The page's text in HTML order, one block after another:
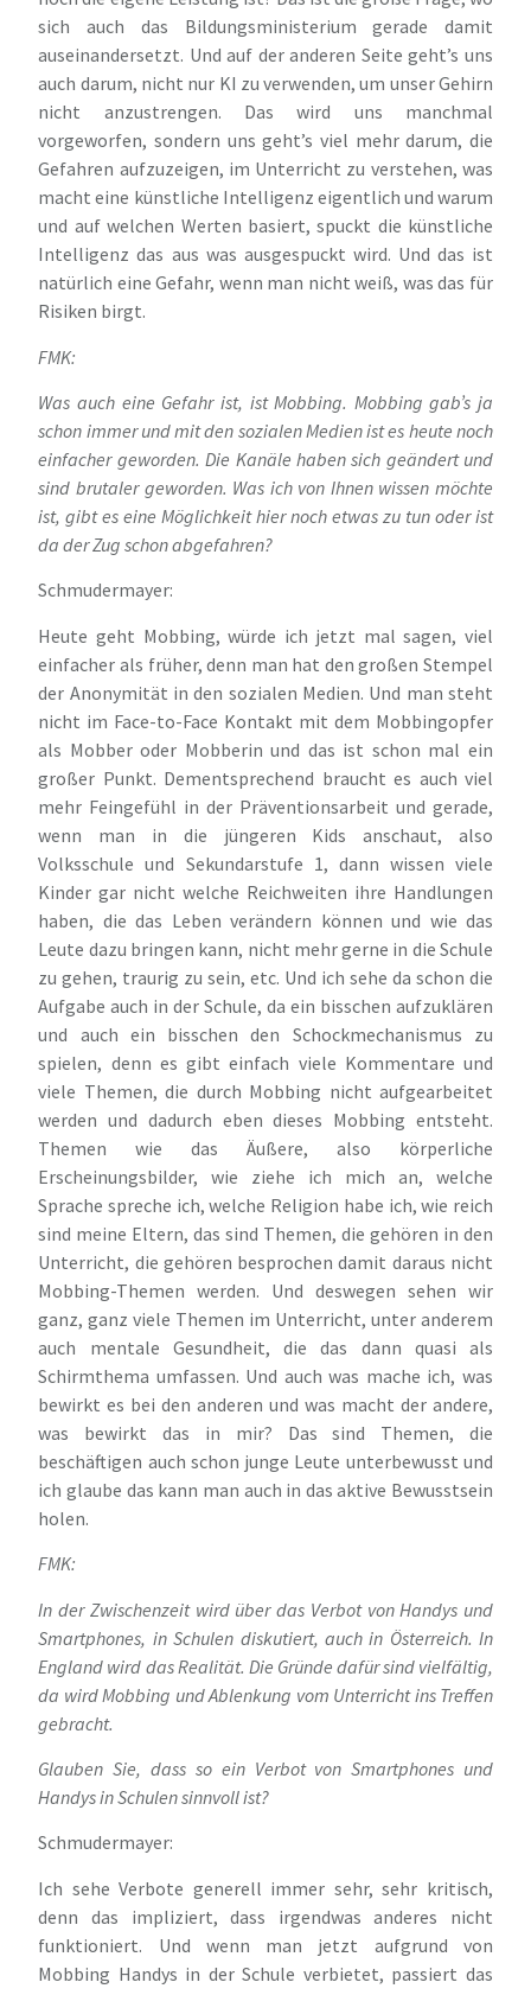
sich auch das Bildungsministerium gerade damit
auseinandersetzt. Und auf der anderen Seite geht’s uns
auch darum, nicht nur KI zu verwenden, um unser Gehirn
nicht anzustrengen. Das wird uns manchmal
vorgeworfen, sondern uns geht’s viel mehr darum, die
Gefahren aufzuzeigen, im Unterricht zu verstehen, was
macht eine künstliche Intelligenz eigentlich und warum
und auf welchen Werten basiert, spuckt die künstliche
Intelligenz das aus was ausgespuckt wird. Und das ist
natürlich eine Gefahr, wenn man nicht weiß, was das für
Risiken birgt.
FMK:
Was auch eine Gefahr ist, ist Mobbing. Mobbing gab’s ja
schon immer und mit den sozialen Medien ist es heute noch
einfacher geworden. Die Kanäle haben sich geändert und
sind brutaler geworden. Was ich von Ihnen wissen möchte
ist, gibt es eine Möglichkeit hier noch etwas zu tun oder ist
da der Zug schon abgefahren?
Schmudermayer:
Heute geht Mobbing, würde ich jetzt mal sagen, viel
einfacher als früher, denn man hat den großen Stempel
der Anonymität in den sozialen Medien. Und man steht
nicht im Face-to-Face Kontakt mit dem Mobbingopfer
als Mobber oder Mobberin und das ist schon mal ein
großer Punkt. Dementsprechend braucht es auch viel
mehr Feingefühl in der Präventionsarbeit und gerade,
wenn man in die jüngeren Kids anschaut, also
Volksschule und Sekundarstufe 1, dann wissen viele
Kinder gar nicht welche Reichweiten ihre Handlungen
haben, die das Leben verändern können und wie das
Leute dazu bringen kann, nicht mehr gerne in die Schule
zu gehen, traurig zu sein, etc. Und ich sehe da schon die
Aufgabe auch in der Schule, da ein bisschen aufzuklären
und auch ein bisschen den Schockmechanismus zu
spielen, denn es gibt einfach viele Kommentare und
viele Themen, die durch Mobbing nicht aufgearbeitet
werden und dadurch eben dieses Mobbing entsteht.
Themen wie das Äußere, also körperliche
Erscheinungsbilder, wie ziehe ich mich an, welche
Sprache spreche ich, welche Religion habe ich, wie reich
sind meine Eltern, das sind Themen, die gehören in den
Unterricht, die gehören besprochen damit daraus nicht
Mobbing-Themen werden. Und deswegen sehen wir
ganz, ganz viele Themen im Unterricht, unter anderem
auch mentale Gesundheit, die das dann quasi als
Schirmthema umfassen. Und auch was mache ich, was
bewirkt es bei den anderen und was macht der andere,
was bewirkt das in mir? Das sind Themen, die
beschäftigen auch schon junge Leute unterbewusst und
ich glaube das kann man auch in das aktive Bewusstsein
holen.
FMK:
In der Zwischenzeit wird über das Verbot von Handys und
Smartphones, in Schulen diskutiert, auch in Österreich. In
England wird das Realität. Die Gründe dafür sind vielfältig,
da wird Mobbing und Ablenkung vom Unterricht ins Treffen
gebracht.
Glauben Sie, dass so ein Verbot von Smartphones und
Handys in Schulen sinnvoll ist?
Schmudermayer:
Ich sehe Verbote generell immer sehr, sehr kritisch,
denn das impliziert, dass irgendwas anderes nicht
funktioniert. Und wenn man jetzt aufgrund von
Mobbing Handys in der Schule verbietet, passiert das